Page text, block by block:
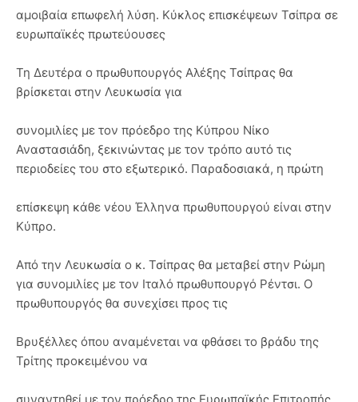
αμοιβαία επωφελή λύση. Κύκλος επισκέψεων Τσίπρα σε
ευρωπαϊκές πρωτεύουσες
Τη Δευτέρα ο πρωθυπουργός Αλέξης Τσίπρας θα
βρίσκεται στην Λευκωσία για
συνομιλίες με τον πρόεδρο της Κύπρου Νίκο
Αναστασιάδη, ξεκινώντας με τον τρόπο αυτό τις
περιοδείες του στο εξωτερικό. Παραδοσιακά, η πρώτη
επίσκεψη κάθε νέου Έλληνα πρωθυπουργού είναι στην
Κύπρο.
Από την Λευκωσία ο κ. Τσίπρας θα μεταβεί στην Ρώμη
για συνομιλίες με τον Ιταλό πρωθυπουργό Ρέντσι. Ο
πρωθυπουργός θα συνεχίσει προς τις
Βρυξέλλες όπου αναμένεται να φθάσει το βράδυ της
Τρίτης προκειμένου να